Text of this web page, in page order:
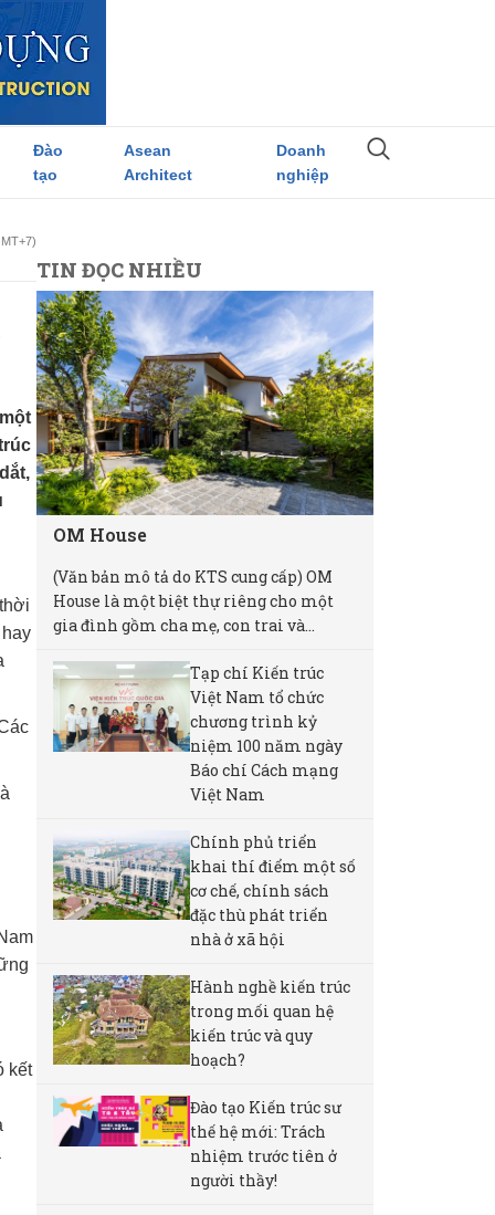
Đào
tạo
Asean
Architect
Doanh
nghiệp
kết
TIN ĐỌC NHIỀU
OM House
(Văn bản mô tả do KTS cung cấp) OM
House là một biệt thự riêng cho một
gia đình gồm cha mẹ, con trai và...
Tạp chí Kiến trúc
Việt Nam tổ chức
chương trình kỷ
niệm 100 năm ngày
Báo chí Cách mạng
Việt Nam
Chính phủ triển
khai thí điểm một số
cơ chế, chính sách
đặc thù phát triển
nhà ở xã hội
Hành nghề kiến trúc
trong mối quan hệ
kiến trúc và quy
hoạch?
Đào tạo Kiến trúc sư
thế hệ mới: Trách
nhiệm trước tiên ở
người thầy!